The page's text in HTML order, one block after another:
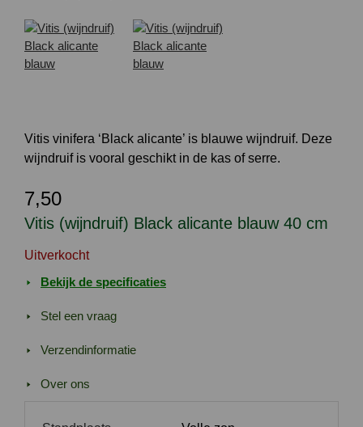
Bezorgen
Tuincentrum Waddinxveen
Vitis (wijndruif) Black alicante blauw 40 cm
Vitis vinifera ‘Black alicante’ is blauwe wijndruif. Deze
wijndruif is vooral geschikt in de kas of serre.
7,50
Uitverkocht
Bekijk de specificaties
Stel een vraag
Verzendinformatie
Over ons